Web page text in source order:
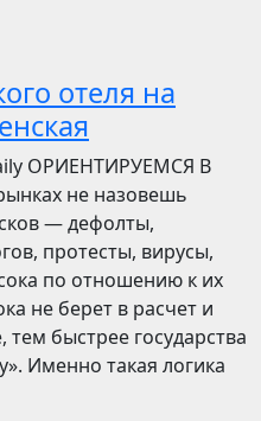
отеля на
ОРИЕНТИРУЕМСЯ В
не назовешь
— дефолты,
протесты, вирусы,
по отношению к их
не берет в расчет и
тем быстрее государства
Именно такая логика